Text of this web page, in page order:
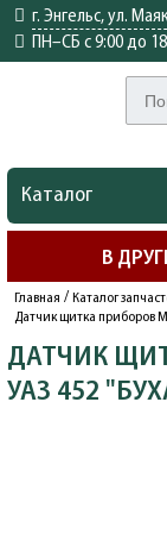
г. Энгельс, ул.
ПН–СБ с 9:00 до
Каталог
В
Главная / Каталог
Датчик щитка приборов
ДАТЧИК
УАЗ 452